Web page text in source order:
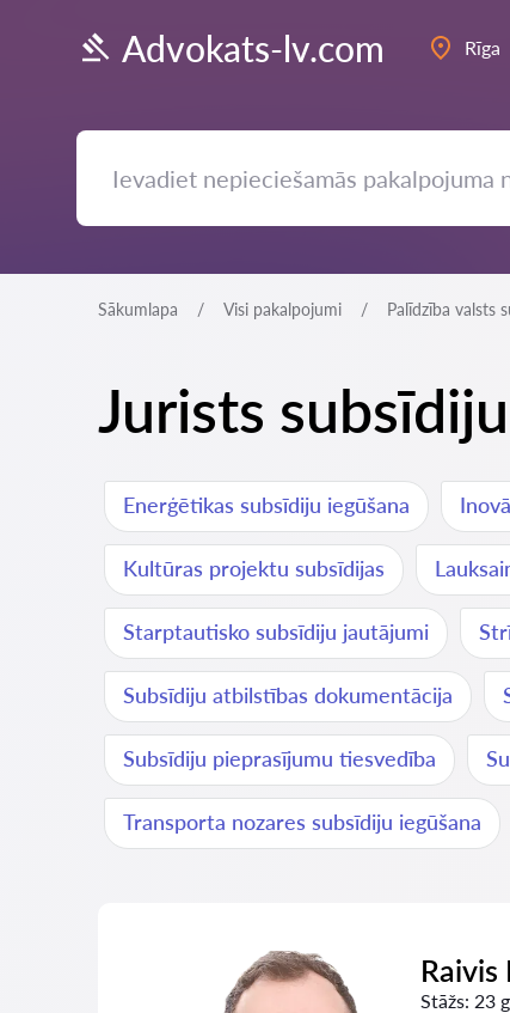
Advokats-lv.com Rīga
Sākumlapa Visi pakalpojumi Palīdzība valsts
Jurists
Enerģētikas subsīdiju iegūšana
Kultūras projektu subsīdijas
Starptautisko subsīdiju jautājumi
Subsīdiju atbilstības dokumentācija
Subsīdiju pieprasījumu tiesvedība
Transporta nozares subsīdiju iegūšana
Raivis
Stāžs: 23